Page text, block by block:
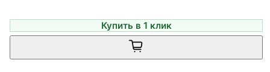
Купить в 1 клик